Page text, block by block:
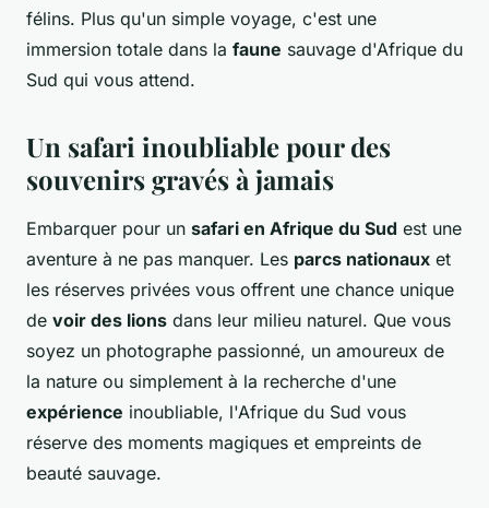
félins. Plus qu'un simple voyage, c'est une
immersion totale dans la faune sauvage d'Afrique du
Sud qui vous attend.
Un safari inoubliable pour des
souvenirs gravés à jamais
Embarquer pour un safari en Afrique du Sud est une
aventure à ne pas manquer. Les parcs nationaux et
les réserves privées vous offrent une chance unique
de voir des lions dans leur milieu naturel. Que vous
soyez un photographe passionné, un amoureux de
la nature ou simplement à la recherche d'une
expérience inoubliable, l'Afrique du Sud vous
réserve des moments magiques et empreints de
beauté sauvage.